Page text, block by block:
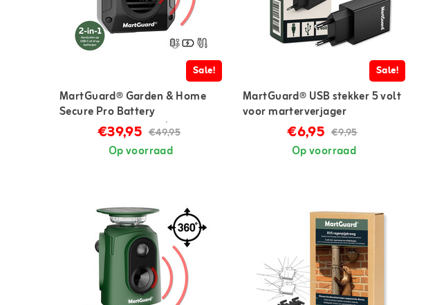
Sale!
MartGuard® Garden & Home
Secure Pro Battery
marterverjager voor binnen en
€39,95 €49,95
Op voorraad
Sale!
MartGuard® USB stekker 5 volt
voor marterverjager
€6,95 €9,95
Op voorraad